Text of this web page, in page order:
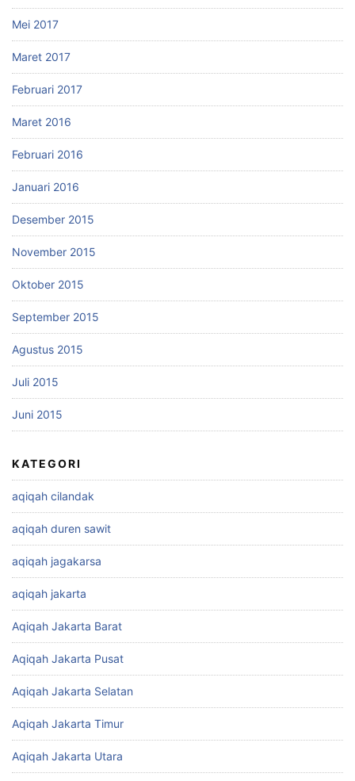
Mei 2017
Maret 2017
Februari 2017
Maret 2016
Februari 2016
Januari 2016
Desember 2015
November 2015
Oktober 2015
September 2015
Agustus 2015
Juli 2015
Juni 2015
KATEGORI
aqiqah cilandak
aqiqah duren sawit
aqiqah jagakarsa
aqiqah jakarta
Aqiqah Jakarta Barat
Aqiqah Jakarta Pusat
Aqiqah Jakarta Selatan
Aqiqah Jakarta Timur
Aqiqah Jakarta Utara